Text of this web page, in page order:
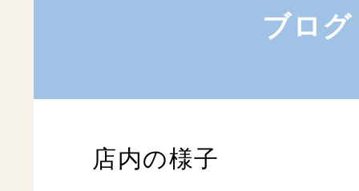
ブログ
店内の様子